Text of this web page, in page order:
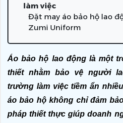
làm việc
Đặt may áo bảo hộ lao
Zumi Uniform
Áo bảo hộ lao động là một
thiết nhằm bảo vệ người
trường làm việc tiềm ẩn
áo bảo hộ không chỉ đảm
pháp thiết thực giúp doanh